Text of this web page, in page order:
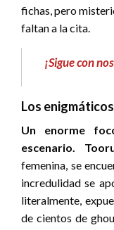
fichas, pero
faltan a la cita.
¡Sigue con
Los
Un enorme
escenario.
femenina, se
incredulidad se
literalmente,
de cientos de